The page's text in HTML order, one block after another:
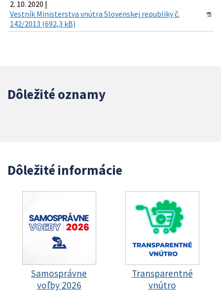
2. 10. 2020 |
Vestník Ministerstva vnútra Slovenskej republiky č.
142/2013 (692,3 kB)
Dôležité oznamy
Dôležité informácie
Samosprávne
voľby 2026
Transparentné
vnútro